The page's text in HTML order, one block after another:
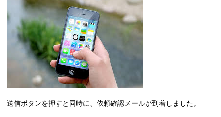
送信ボタンを押すと同時に、依頼確認メールが到着しました。